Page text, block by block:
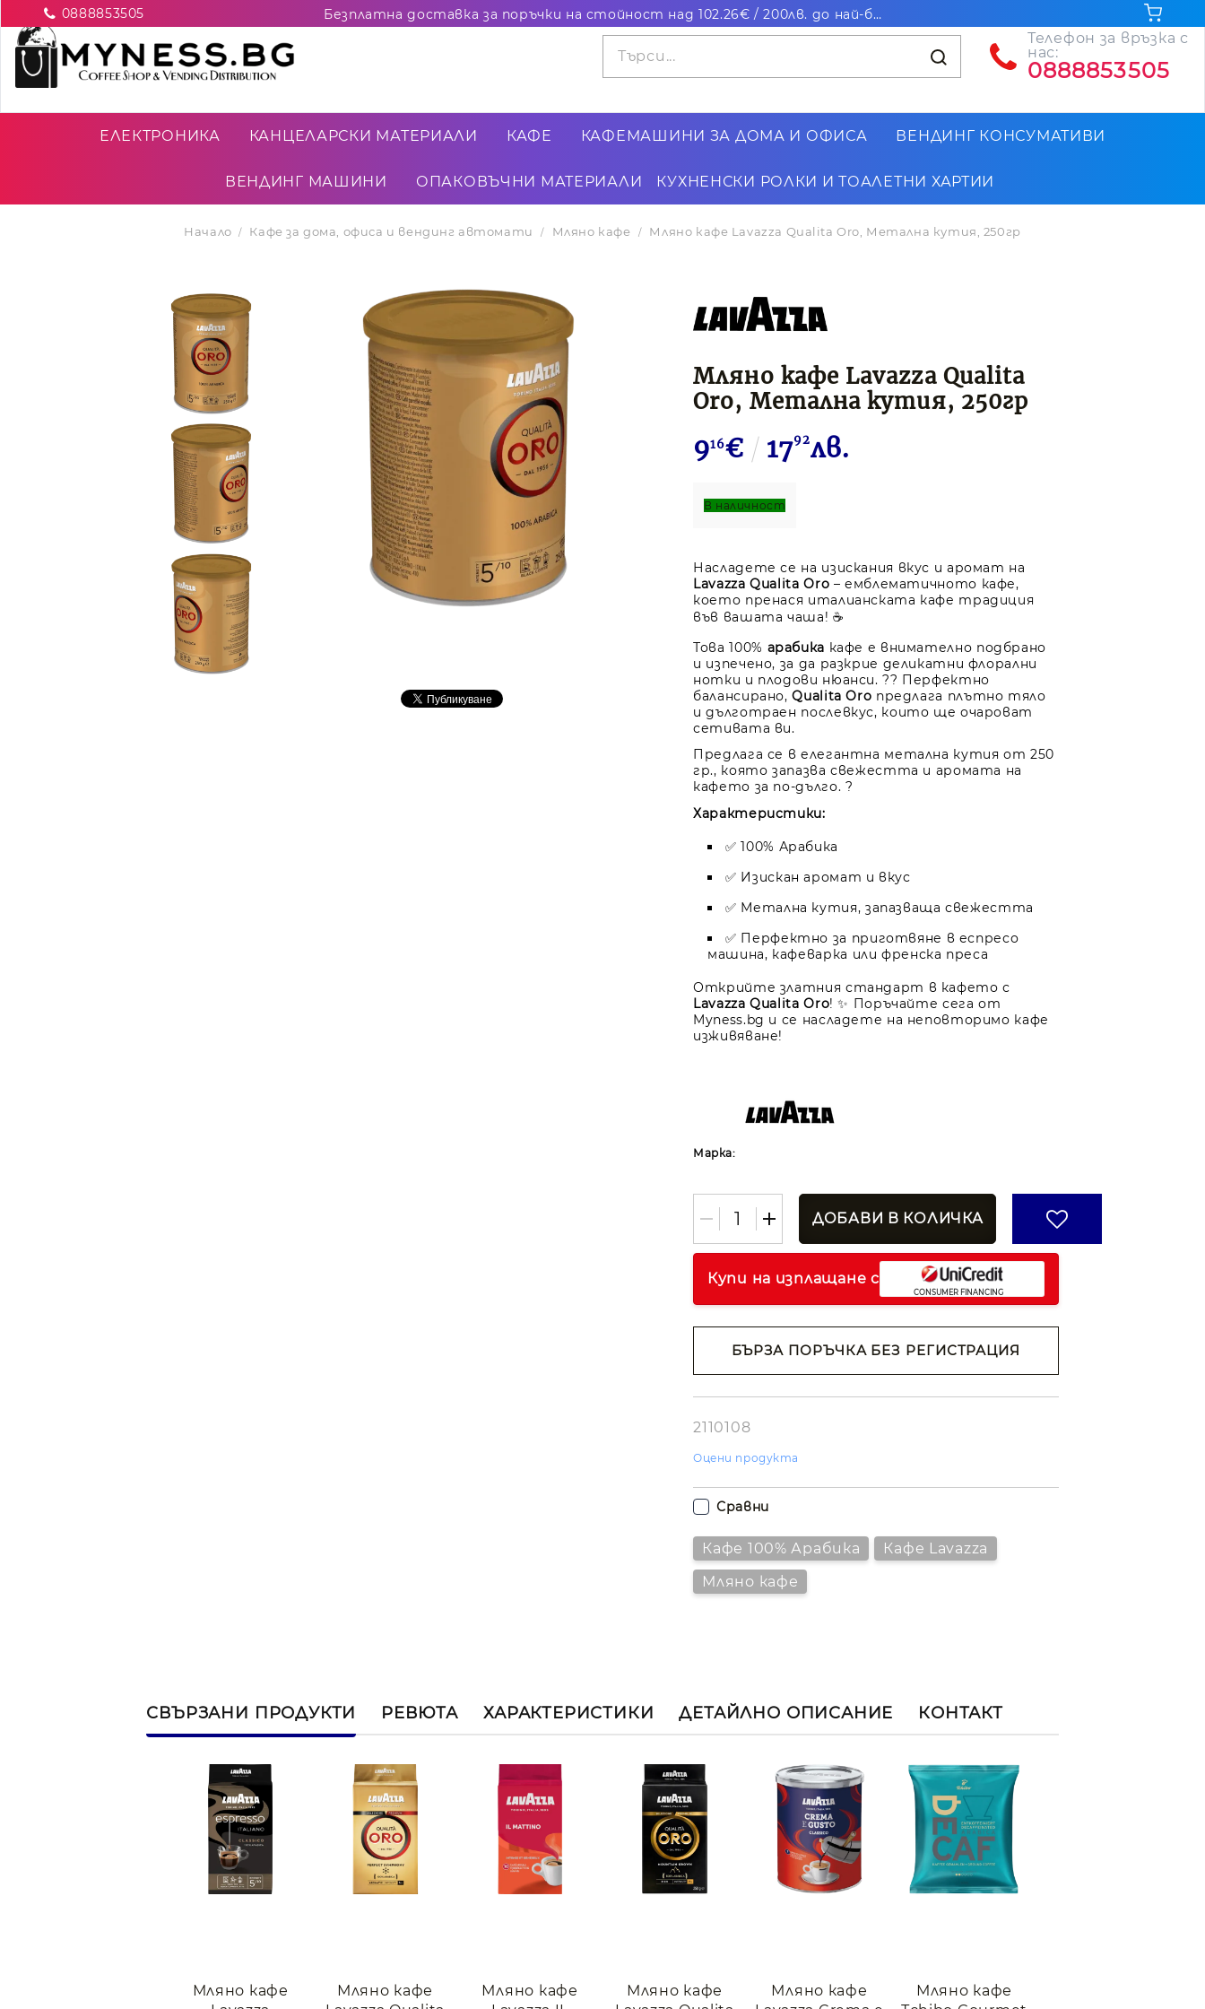
0888853505 Безплатна доставка за поръчки на стойност над 102.26€ / 200лв. до най-близкия до Вас офис на Еконт
Телефон за връзка с
нас:
0888853505
ЕЛЕКТРОНИКА КАНЦЕЛАРСКИ МАТЕРИАЛИ КАФЕ КАФЕМАШИНИ ЗА ДОМА И ОФИСА ВЕНДИНГ КОНСУМАТИВИ
ВЕНДИНГ МАШИНИ ОПАКОВЪЧНИ МАТЕРИАЛИ КУХНЕНСКИ РОЛКИ И ТОАЛЕТНИ ХАРТИИ
Начало Кафе за дома, офиса и вендинг автомати Мляно кафе Мляно кафе Lavazza Qualita Oro, Метална кутия, 250гр
Мляно кафе Lavazza Qualita
Oro, Метална кутия, 250гр
916€ 1792лв.
В наличност
Насладете се на изискания вкус и аромат на
Lavazza Qualita Oro – емблематичното кафе,
което пренася италианската кафе традиция
във вашата чаша! ☕
Това 100% арабика кафе е внимателно подбрано
и изпечено, за да разкрие деликатни флорални
нотки и плодови нюанси. ?? Перфектно
балансирано,Qualita Oro предлага плътно тяло
и дълготраен послевкус, които ще очароват
сетивата ви.
Предлага се в елегантна метална кутия от 250
гр., която запазва свежестта и аромата на
кафето за по-дълго. ?
Характеристики:
✅ 100% Арабика
✅ Изискан аромат и вкус
✅ Метална кутия, запазваща свежестта
✅ Перфектно за приготвяне в еспресо
машина, кафеварка или френска преса
Открийте златния стандарт в кафето с
Lavazza Qualita Oro! ✨ Поръчайте сега от
Myness.bg и се насладете на неповторимо кафе
изживяване!
Марка:
Купи на изплащане с
БЪРЗА ПОРЪЧКА БЕЗ РЕГИСТРАЦИЯ
лични данни
работния ден.
2110108
Оцени продукта
Сравни
Кафе 100% Арабика
Кафе Lavazza
Мляно кафе
СВЪРЗАНИ ПРОДУКТИ РЕВЮТА ХАРАКТЕРИСТИКИ ДЕТАЙЛНО ОПИСАНИЕ КОНТАКТ
Мляно кафе
Мляно кафе
Мляно кафе
Мляно кафе
Мляно кафе
Мляно кафе